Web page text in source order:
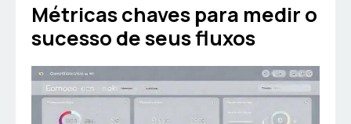
Métricas chaves para medir o
sucesso de seus fluxos